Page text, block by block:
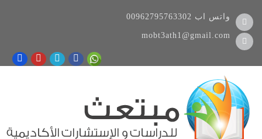
00962795763302 واتس اب
mobt3ath1@gmail.com